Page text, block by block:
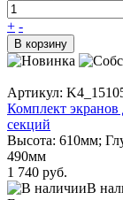
+ -
В корзину
Артикул:
Комплект
секций
Высота: 610мм;
490мм
1 740 руб.
В